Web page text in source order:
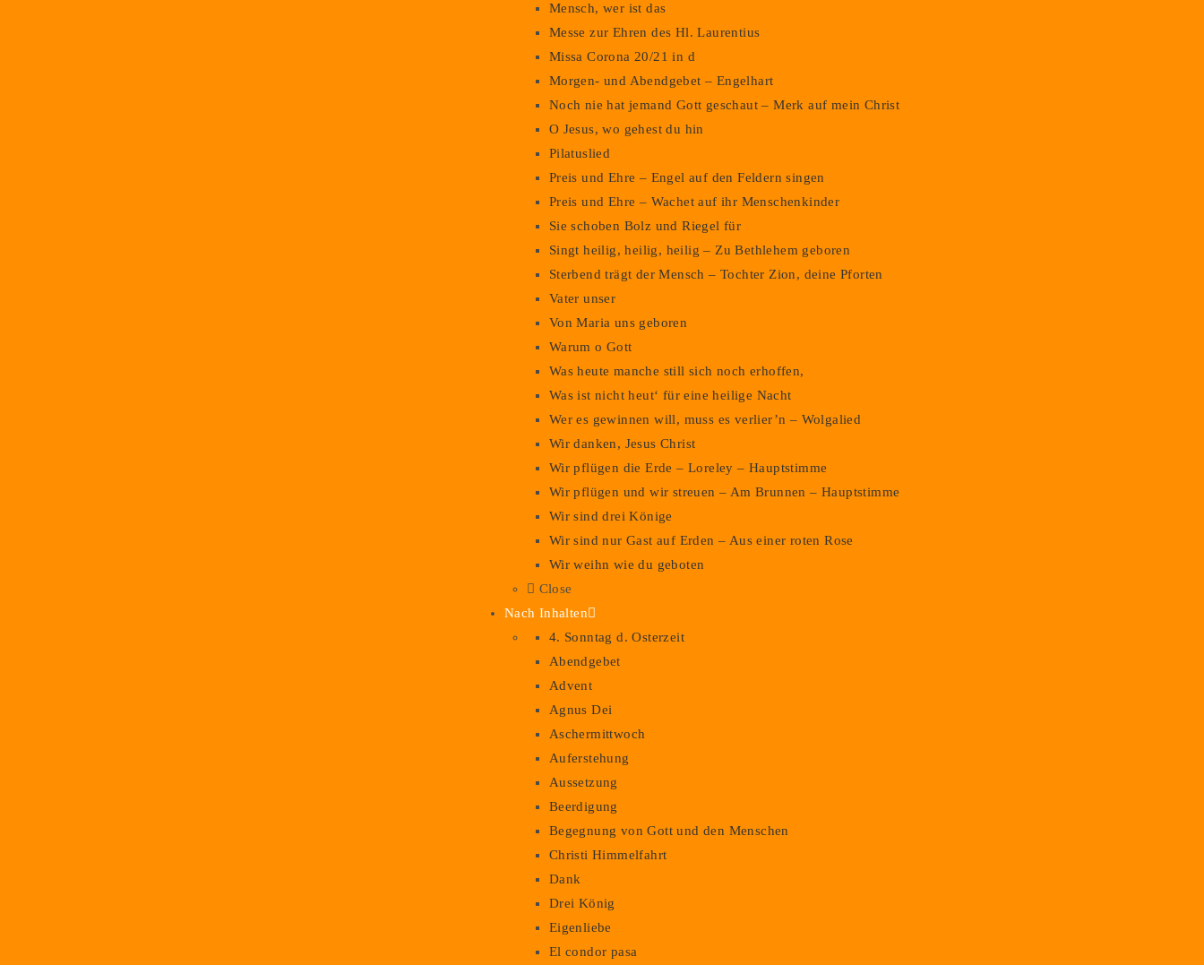
Mensch, wer ist das
Messe zur Ehren des Hl. Laurentius
Missa Corona 20/21 in d
Morgen- und Abendgebet – Engelhart
Noch nie hat jemand Gott geschaut – Merk auf mein Christ
O Jesus, wo gehest du hin
Pilatuslied
Preis und Ehre – Engel auf den Feldern singen
Preis und Ehre – Wachet auf ihr Menschenkinder
Sie schoben Bolz und Riegel für
Singt heilig, heilig, heilig – Zu Bethlehem geboren
Sterbend trägt der Mensch – Tochter Zion, deine Pforten
Vater unser
Von Maria uns geboren
Warum o Gott
Was heute manche still sich noch erhoffen,
Was ist nicht heut‘ für eine heilige Nacht
Wer es gewinnen will, muss es verlier’n – Wolgalied
Wir danken, Jesus Christ
Wir pflügen die Erde – Loreley – Hauptstimme
Wir pflügen und wir streuen – Am Brunnen – Hauptstimme
Wir sind drei Könige
Wir sind nur Gast auf Erden – Aus einer roten Rose
Wir weihn wie du geboten
Close
Nach Inhalten
4. Sonntag d. Osterzeit
Abendgebet
Advent
Agnus Dei
Aschermittwoch
Auferstehung
Aussetzung
Beerdigung
Begegnung von Gott und den Menschen
Christi Himmelfahrt
Dank
Drei König
Eigenliebe
El condor pasa